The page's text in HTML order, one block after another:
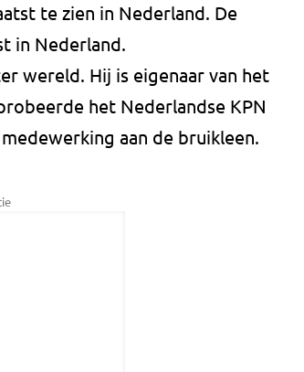
te zien in Nederland. De
in Nederland.
wereld. Hij is eigenaar van het
het Nederlandse KPN
aan de bruikleen.